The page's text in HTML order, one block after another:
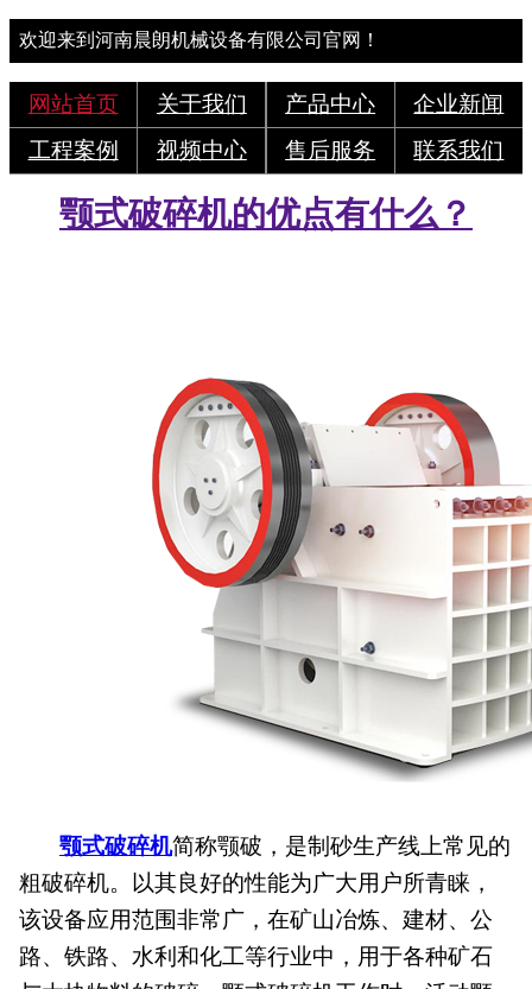
欢迎来到河南晨朗机械设备有限公司官网！
网站首页 关于我们 产品中心
企业新闻
工程案例
视频中心 售后服务 联系我们
颚式破碎机的优点有什么？
颚式破碎机简称颚破，是制砂生产线上常见的
粗破碎机。以其良好的性能为广大用户所青睐，
该设备应用范围非常广，在矿山冶炼、建材、公
路、铁路、水利和化工等行业中，用于各种矿石